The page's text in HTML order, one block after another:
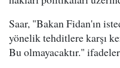
Saar, "Bakan Fidan'ın
yönelik tehditlere karşı
Bu olmayacaktır."